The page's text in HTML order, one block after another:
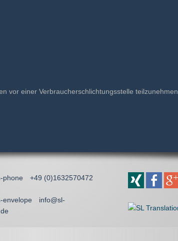
vor einer Verbraucherschlichtungsstelle teilzunehmen.
+49 (0)1632570472
info@sl-